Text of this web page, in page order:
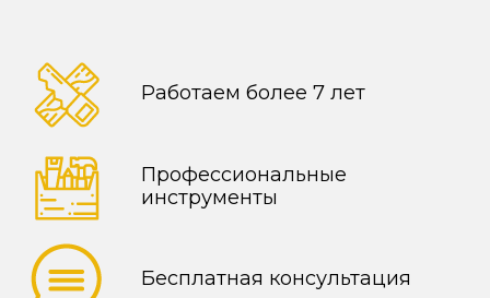
Работаем более 7 лет
Профессиональные
инструменты
Бесплатная консультация